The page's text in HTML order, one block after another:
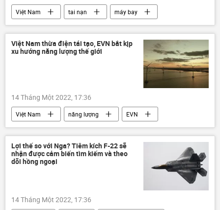
Việt Nam tai nạn
máy bay
tai nạn máy bay
Quảng Nam
Bộ Giao thông Vận tải
Cục Hàng không Việt Nam
Việt Nam thừa điện tái tạo, EVN bắt kịp
xu hướng năng lượng thế giới
14 Tháng Một 2022, 17:36
Việt Nam năng lượng
EVN
Kinh tế
Kinh doanh điện
Lợi thế so với Nga? Tiêm kích F-22 sẽ
nhận được cảm biến tìm kiếm và theo
dõi hồng ngoại
14 Tháng Một 2022, 17:36